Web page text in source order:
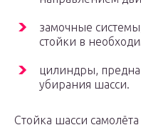
замочные
стойки в
цилиндры,
убирания шасси.
Стойка шасси самолёта